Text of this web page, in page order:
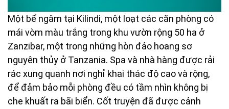
Một bể ngâm tại Kilindi, một loạt các căn phòng có
mái vòm màu trắng trong khu vườn rộng 50 ha ở
Zanzibar, một trong những hòn đảo hoang sơ
nguyên thủy ở Tanzania. Spa và nhà hàng được rải
rác xung quanh nơi nghỉ khai thác độ cao và rộng,
để đảm bảo mỗi phòng đều có tầm nhìn không bị
che khuất ra bãi biển. Cốt truyện đã được cảnh